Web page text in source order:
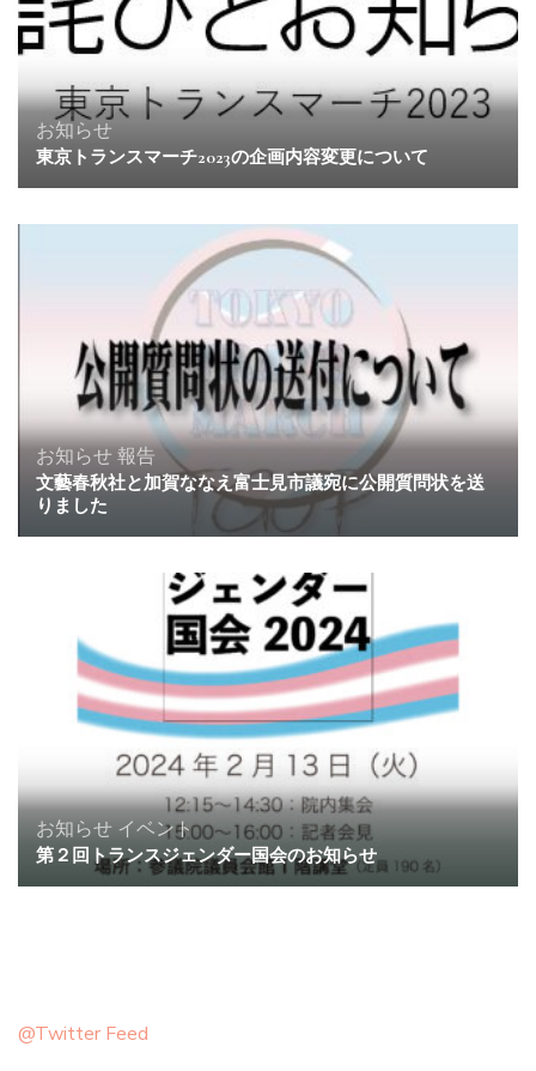
お知らせ
東京トランスマーチ2023の企画内容変更について
お知らせ報告
文藝春秋社と加賀ななえ富士見市議宛に公開質問状を送
りました
お知らせ イベント
第２回トランスジェンダー国会のお知らせ
@Twitter Feed